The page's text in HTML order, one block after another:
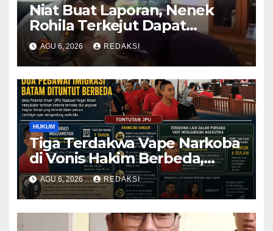
Niat Buat Laporan, Nenek
Rohila Terkejut Dapat
Bantuan dari Kabid Propam
Kombes Pol Eddwi
AGU 6, 2026 REDAKSI
HUKUM
Tiga Terdakwa Vape Narkoba
di Vonis Hakim Berbeda,
Oknum Pegawai Imigrasi
Batam Paling Ringan
AGU 6, 2026 REDAKSI